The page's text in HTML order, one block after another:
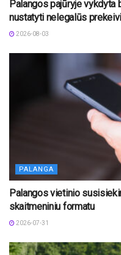
Palangos pajūryje vykdyta
nustatyti nelegalūs
2026-08-03
PALANGA
Palangos vietinio
skaitmeniniu formatu
2026-07-31